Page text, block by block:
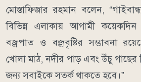
মোস্তাফিজার রহমান বলেন,
বিভিন্ন এলাকায় আগামী
বজ্রপাত ও বজ্রবৃষ্টির সম্ভাবনা
খোলা মাঠ, নদীর পাড় এবং উঁচু গাছের
জন্য সবাইকে সতর্ক থাকতে হবে।”